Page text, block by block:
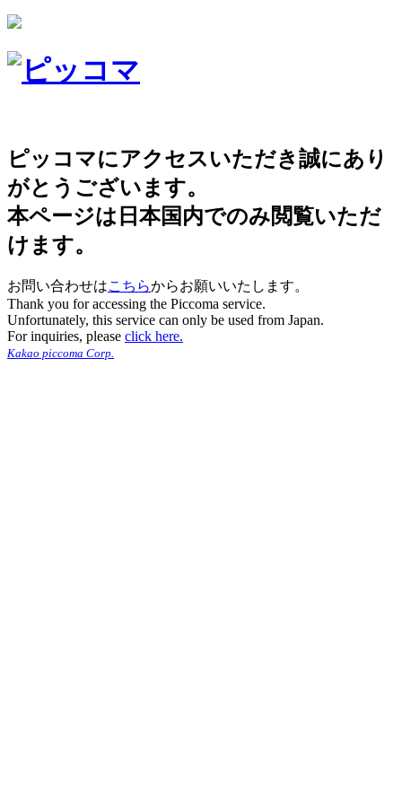
ピッコマにアクセスいただき誠にあり
がとうございます。
本ページは日本国内でのみ閲覧いただ
けます。
お問い合わせはこちらからお願いいたします。
Thank you for accessing the Piccoma service.
Unfortunately, this service can only be used from Japan.
For inquiries, please click here.
Kakao piccoma Corp.